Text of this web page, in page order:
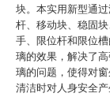
块。本实用新型通
杆、移动块、稳固
手、限位杆和限位
璃的效果，解决了
璃的问题，使得对
清洁时对人身安全